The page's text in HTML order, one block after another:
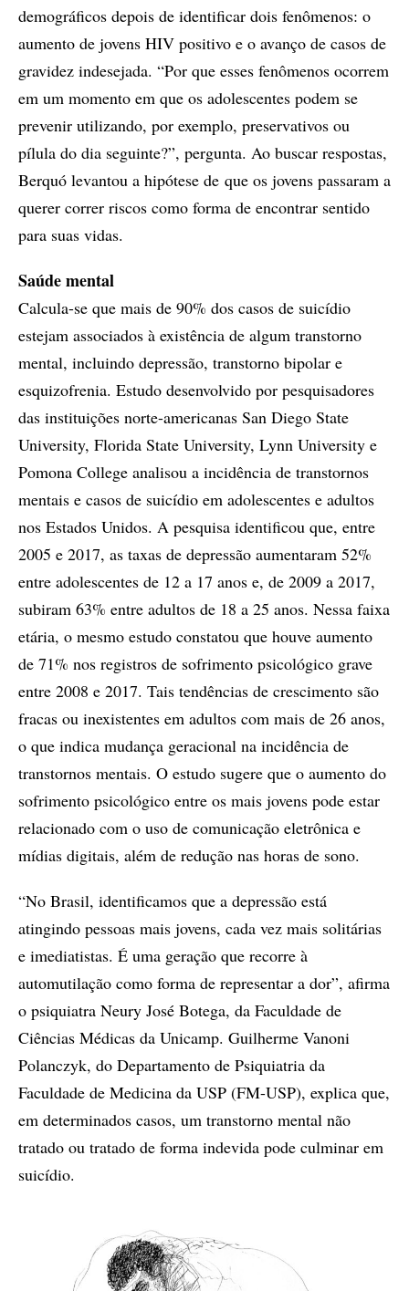
demográficos depois de identificar dois fenômenos: o
aumento de jovens HIV positivo e o avanço de casos de
gravidez indesejada. “Por que esses fenômenos ocorrem
em um momento em que os adolescentes podem se
prevenir utilizando, por exemplo, preservativos ou
pílula do dia seguinte?”, pergunta. Ao buscar respostas,
Berquó levantou a hipótese de que os jovens passaram a
querer correr riscos como forma de encontrar sentido
para suas vidas.
Saúde mental
Calcula-se que mais de 90% dos casos de suicídio
estejam associados à existência de algum transtorno
mental, incluindo depressão, transtorno bipolar e
esquizofrenia. Estudo desenvolvido por pesquisadores
das instituições norte-americanas San Diego State
University, Florida State University, Lynn University e
Pomona College analisou a incidência de transtornos
mentais e casos de suicídio em adolescentes e adultos
nos Estados Unidos. A pesquisa identificou que, entre
2005 e 2017, as taxas de depressão aumentaram 52%
entre adolescentes de 12 a 17 anos e, de 2009 a 2017,
subiram 63% entre adultos de 18 a 25 anos. Nessa faixa
etária, o mesmo estudo constatou que houve aumento
de 71% nos registros de sofrimento psicológico grave
entre 2008 e 2017. Tais tendências de crescimento são
fracas ou inexistentes em adultos com mais de 26 anos,
o que indica mudança geracional na incidência de
transtornos mentais. O estudo sugere que o aumento do
sofrimento psicológico entre os mais jovens pode estar
relacionado com o uso de comunicação eletrônica e
mídias digitais, além de redução nas horas de sono.
“No Brasil, identificamos que a depressão está
atingindo pessoas mais jovens, cada vez mais solitárias
e imediatistas. É uma geração que recorre à
automutilação como forma de representar a dor”, afirma
o psiquiatra Neury José Botega, da Faculdade de
Ciências Médicas da Unicamp. Guilherme Vanoni
Polanczyk, do Departamento de Psiquiatria da
Faculdade de Medicina da USP (FM-USP), explica que,
em determinados casos, um transtorno mental não
tratado ou tratado de forma indevida pode culminar em
suicídio.